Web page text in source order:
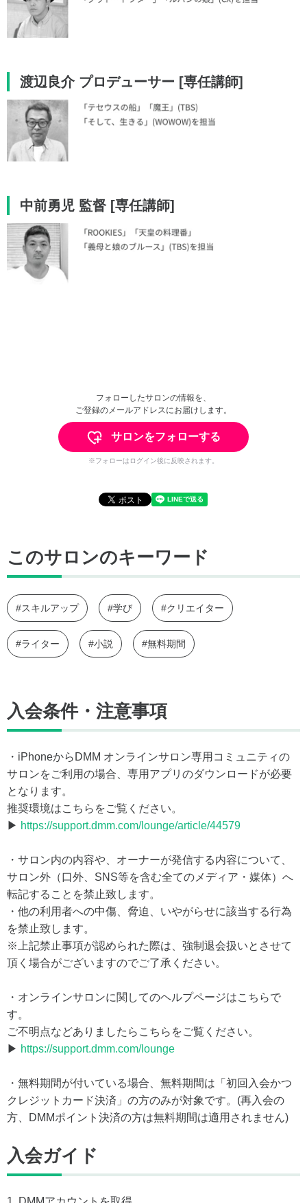
渡辺良介 プロデューサー [専任講師]
中前勇児 監督 [専任講師]
フォローしたサロンの情報を、
ご登録のメールアドレスにお届けします。
サロンをフォローする
※フォローはログイン後に反映されます。
このサロンのキーワード
#スキルアップ #学び #クリエイター
#ライター #小説 #無料期間
入会条件・注意事項
・iPhoneからDMM オンラインサロン専用コミュニティの
サロンをご利用の場合、専用アプリのダウンロードが必要
となります。
推奨環境はこちらをご覧ください。
▶ https://support.dmm.com/lounge/article/44579
・サロン内の内容や、オーナーが発信する内容について、
サロン外（口外、SNS等を含む全てのメディア・媒体）へ
転記することを禁止致します。
・他の利用者への中傷、脅迫、いやがらせに該当する行為
を禁止致します。
※上記禁止事項が認められた際は、強制退会扱いとさせて
頂く場合がございますのでご了承ください。
・オンラインサロンに関してのヘルプページはこちらで
す。
ご不明点などありましたらこちらをご覧ください。
▶ https://support.dmm.com/lounge
・無料期間が付いている場合、無料期間は「初回入会かつ
クレジットカード決済」の方のみが対象です。(再入会の
方、DMMポイント決済の方は無料期間は適用されません)
入会ガイド